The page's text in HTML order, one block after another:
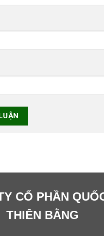
CỔ PHẦN
THIÊN BẰNG